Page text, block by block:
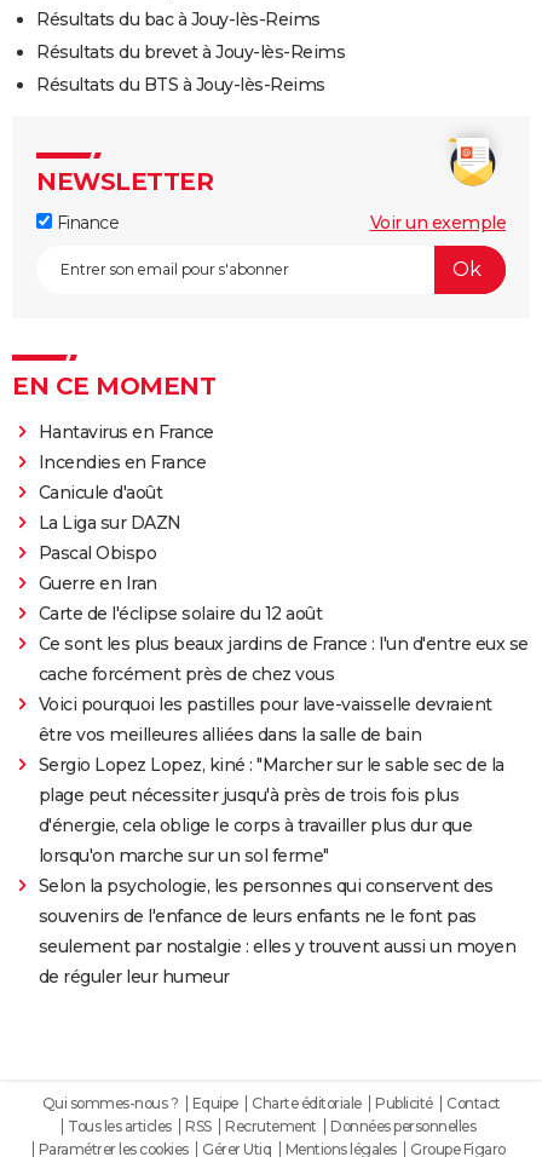
Résultats du bac à Jouy-lès-Reims
Résultats du brevet à Jouy-lès-Reims
Résultats du BTS à Jouy-lès-Reims
NEWSLETTER
Finance Voir un exemple
EN CE MOMENT
Hantavirus en France
Incendies en France
Canicule d'août
La Liga sur DAZN
Pascal Obispo
Guerre en Iran
Carte de l'éclipse solaire du 12 août
Ce sont les plus beaux jardins de France : l'un d'entre eux se
cache forcément près de chez vous
Voici pourquoi les pastilles pour lave-vaisselle devraient
être vos meilleures alliées dans la salle de bain
Sergio Lopez Lopez, kiné : "Marcher sur le sable sec de la
plage peut nécessiter jusqu'à près de trois fois plus
d'énergie, cela oblige le corps à travailler plus dur que
lorsqu'on marche sur un sol ferme"
Selon la psychologie, les personnes qui conservent des
souvenirs de l'enfance de leurs enfants ne le font pas
seulement par nostalgie : elles y trouvent aussi un moyen
de réguler leur humeur
Qui sommes-nous ? Equipe Charte éditoriale Publicité
Contact
Tous les articles
RSS Recrutement
Données personnelles
Paramétrer les cookies
Gérer Utiq Mentions légales Groupe Figaro